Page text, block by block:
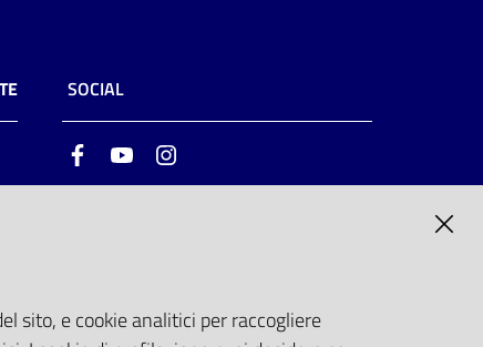
SOCIAL
FacebookYoutube
sito, e cookie analitici per raccogliere